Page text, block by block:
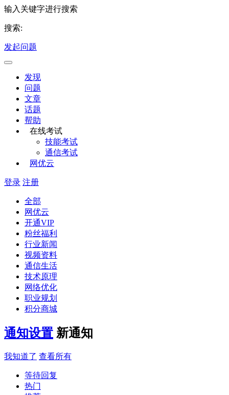
输入关键字进行搜索
搜索:
发起问题
发现
问题
文章
话题
帮助
在线考试
技能考试
通信考试
网优云
登录 注册
全部
网优云
开通VIP
粉丝福利
行业新闻
视频资料
通信生活
技术原理
网络优化
职业规划
积分商城
通知设置 新通知
我知道了 查看所有
等待回复
热门